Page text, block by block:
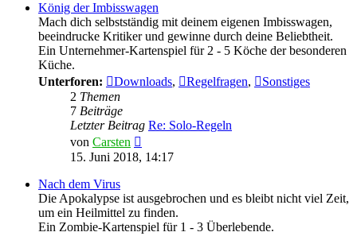
König der Imbisswagen
Mach dich selbstständig mit deinem eigenen Imbisswagen,
beeindrucke Kritiker und gewinne durch deine Beliebtheit.
Ein Unternehmer-Kartenspiel für 2 - 5 Köche der besonderen
Küche.
Unterforen:
Downloads, Regelfragen,
Sonstiges
2 Themen
7 Beiträge
Letzter Beitrag Re: Solo-Regeln
von Carsten
Beitrag
15. Juni 2018, 14:17
Nach dem Virus
Die Apokalypse ist ausgebrochen und es bleibt nicht viel Zeit,
um ein Heilmittel zu finden.
Ein Zombie-Kartenspiel für 1 - 3 Überlebende.